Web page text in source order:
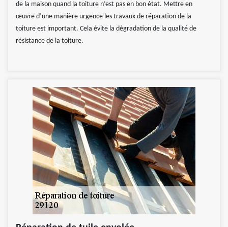
de la maison quand la toiture n’est pas en bon état. Mettre en
œuvre d’une manière urgence les travaux de réparation de la
toiture est important. Cela évite la dégradation de la qualité de
résistance de la toiture.